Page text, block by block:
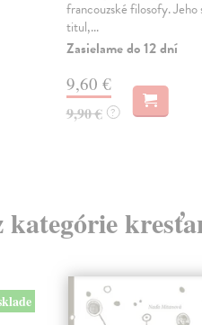
francouzské filosofy. Jeho
titul,...
Zasielame do 12 dní
9,60 €
9,90 € ?
kategórie